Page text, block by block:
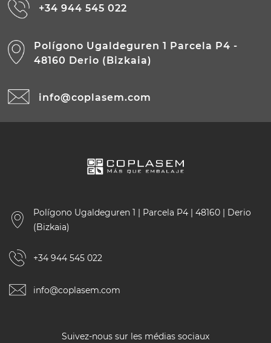
+34 944 545 022
Polígono Ugaldeguren 1 Parcela P4 -
48160 Derio (Bizkaia)
info@coplasem.com
Polígono Ugaldeguren 1 | Parcela P4 | 48160 | Derio
(Bizkaia)
+34 944 545 022
info@coplasem.com
Suivez-nous sur les médias sociaux